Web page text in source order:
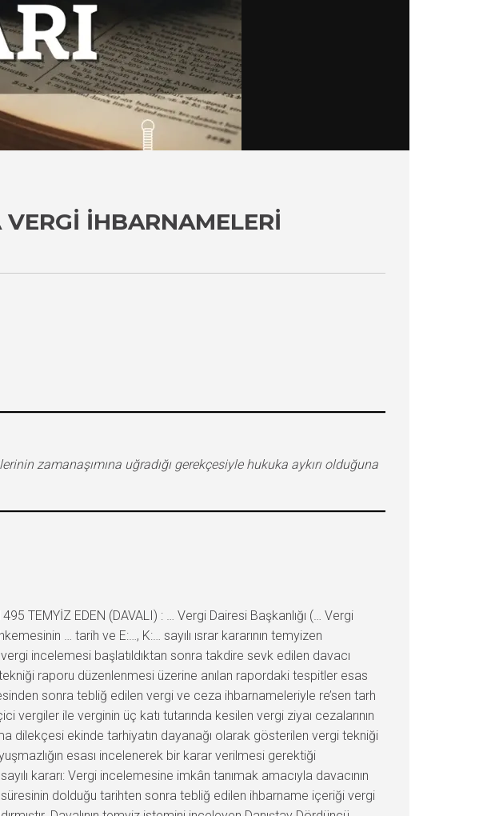
İHBARNAMELERI
zamanaşımına uğradığı gerekçesiyle hukuka aykırı olduğuna
TEMYİZ EDEN (DAVALI) : … Vergi Dairesi Başkanlığı (… Vergi
… tarih ve E:…, K:… sayılı ısrar kararının temyizen
incelemesi başlatıldıktan sonra takdire sevk edilen davacı
raporu düzenlenmesi üzerine anılan rapordaki tespitler esas
sonra tebliğ edilen vergi ve ceza ihbarnameleriyle re’sen tarh
vergiler ile verginin üç katı tutarında kesilen vergi ziyaı cezalarının
dilekçesi ekinde tarhiyatın dayanağı olarak gösterilen vergi tekniği
esası incelenerek bir karar verilmesi gerektiği
kararı: Vergi incelemesine imkân tanımak amacıyla davacının
dolduğu tarihten sonra tebliğ edilen ihbarname içeriği vergi